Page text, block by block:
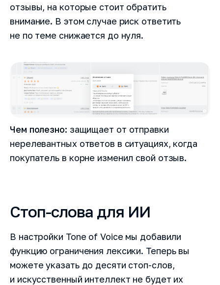
отзывы, на которые стоит обратить
внимание. В этом случае риск ответить
не по теме снижается до нуля.
Чем полезно: защищает от отправки
нерелевантных ответов в ситуациях, когда
покупатель в корне изменил свой отзыв.
Стоп-слова для ИИ
В настройки Tone of Voice мы добавили
функцию ограничения лексики. Теперь вы
можете указать до десяти стоп-слов,
и искусственный интеллект не будет их